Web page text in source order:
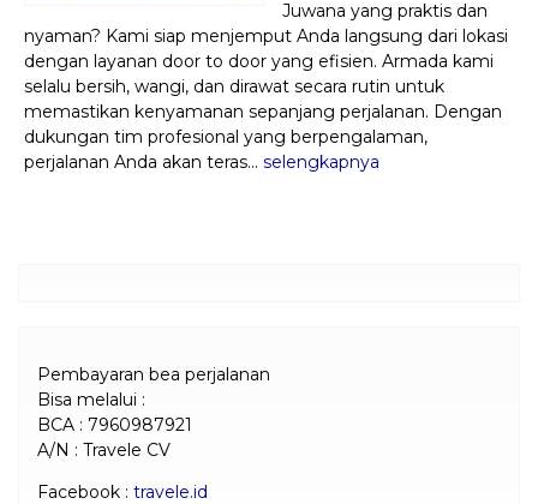
Juwana yang praktis dan
nyaman? Kami siap menjemput Anda langsung dari lokasi
dengan layanan door to door yang efisien. Armada kami
selalu bersih, wangi, dan dirawat secara rutin untuk
memastikan kenyamanan sepanjang perjalanan. Dengan
dukungan tim profesional yang berpengalaman,
perjalanan Anda akan teras... selengkapnya
Pembayaran bea perjalanan
Bisa melalui :
BCA : 7960987921
A/N : Travele CV
Facebook : travele.id